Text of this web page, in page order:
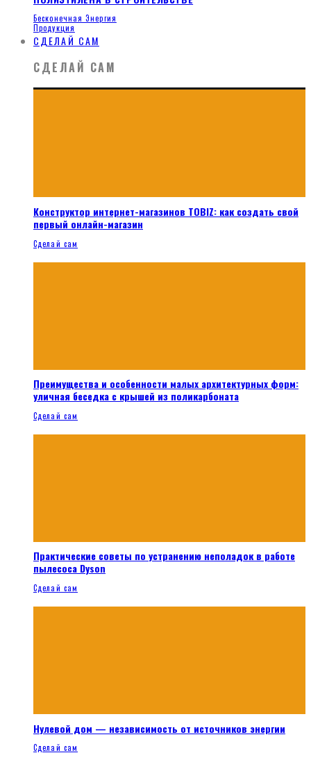
Бесконечная Энергия
Продукция
СДЕЛАЙ САМ
СДЕЛАЙ САМ
Конструктор интернет-магазинов TOBIZ: как создать свой
первый онлайн-магазин
Сделай сам
Преимущества и особенности малых архитектурных форм:
уличная беседка с крышей из поликарбоната
Сделай сам
Практические советы по устранению неполадок в работе
пылесоса Dyson
Сделай сам
Нулевой дом — независимость от источников энергии
Сделай сам